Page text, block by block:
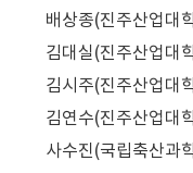
배상종(진주산업대
김대실(진주산업대
김시주(진주산업대
김연수(진주산업대
사수진(국립축산과